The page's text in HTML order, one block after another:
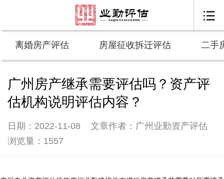

离婚房产评估 房屋征收拆迁评估 二手
广州房产继承需要评估吗？资产评
估机构说明评估内容？
日期：2022-11-08
文章作者：广州业勤资产评估
浏览量：1557